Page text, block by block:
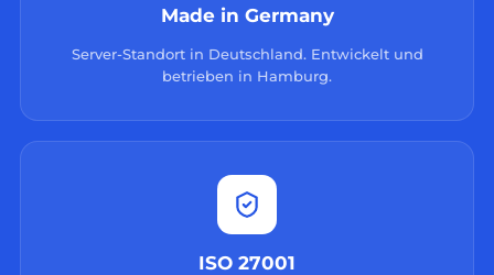
Made in Germany
Server-Standort in Deutschland. Entwickelt und
betrieben in Hamburg.
ISO 27001